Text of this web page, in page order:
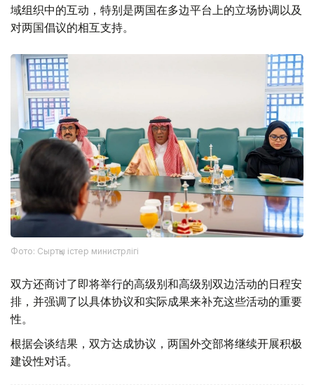
域组织中的互动，特别是两国在多边平台上的立场协调以及
对两国倡议的相互支持。
Фото: Сыртқы істер министрлігі
双方还商讨了即将举行的高级别和高级别双边活动的日程安
排，并强调了以具体协议和实际成果来补充这些活动的重要
性。
根据会谈结果，双方达成协议，两国外交部将继续开展积极
建设性对话。